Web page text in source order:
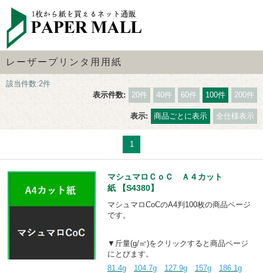
レーザープリンタ用用紙
該当件数:2件
表示件数:
20件 40件 60件 100件 200件
表示: 商品ごとに表示 全仕様表示
1
マシュマロＣｏＣ Ａ４カット
紙 【S4380】
マシュマロCoCのA4判100枚の商品ページ
です。
▼斤量(g/㎡)をクリックすると商品ページ
にとびます。
81.4g
104.7g 127.9g 157g
186.1g